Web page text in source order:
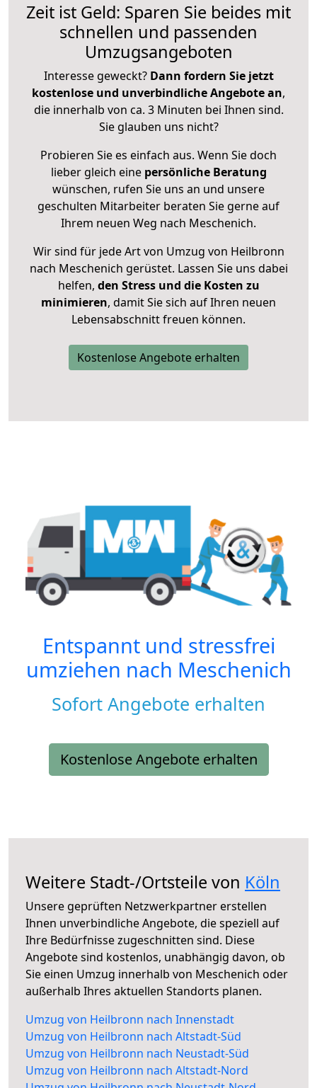
Zeit ist Geld: Sparen Sie beides mit
schnellen und passenden
Umzugsangeboten
Interesse geweckt? Dann fordern Sie jetzt
kostenlose und unverbindliche Angebote an,
die innerhalb von ca. 3 Minuten bei Ihnen sind.
Sie glauben uns nicht?
Probieren Sie es einfach aus. Wenn Sie doch
lieber gleich eine persönliche Beratung
wünschen, rufen Sie uns an und unsere
geschulten Mitarbeiter beraten Sie gerne auf
Ihrem neuen Weg nach Meschenich.
Wir sind für jede Art von Umzug von Heilbronn
nach Meschenich gerüstet. Lassen Sie uns dabei
helfen, den Stress und die Kosten zu
minimieren, damit Sie sich auf Ihren neuen
Lebensabschnitt freuen können.
Kostenlose Angebote erhalten
Entspannt und stressfrei
umziehen nach Meschenich
Sofort Angebote erhalten
Kostenlose Angebote erhalten
Weitere Stadt-/Ortsteile von Köln
Unsere geprüften Netzwerkpartner erstellen
Ihnen unverbindliche Angebote, die speziell auf
Ihre Bedürfnisse zugeschnitten sind. Diese
Angebote sind kostenlos, unabhängig davon, ob
Sie einen Umzug innerhalb von Meschenich oder
außerhalb Ihres aktuellen Standorts planen.
Umzug von Heilbronn nach Innenstadt
Umzug von Heilbronn nach Altstadt-Süd
Umzug von Heilbronn nach Neustadt-Süd
Umzug von Heilbronn nach Altstadt-Nord